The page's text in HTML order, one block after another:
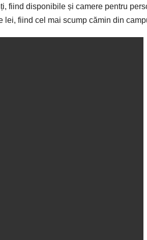
fiind disponibile și camere pentru
lei, fiind cel mai scump cămin din